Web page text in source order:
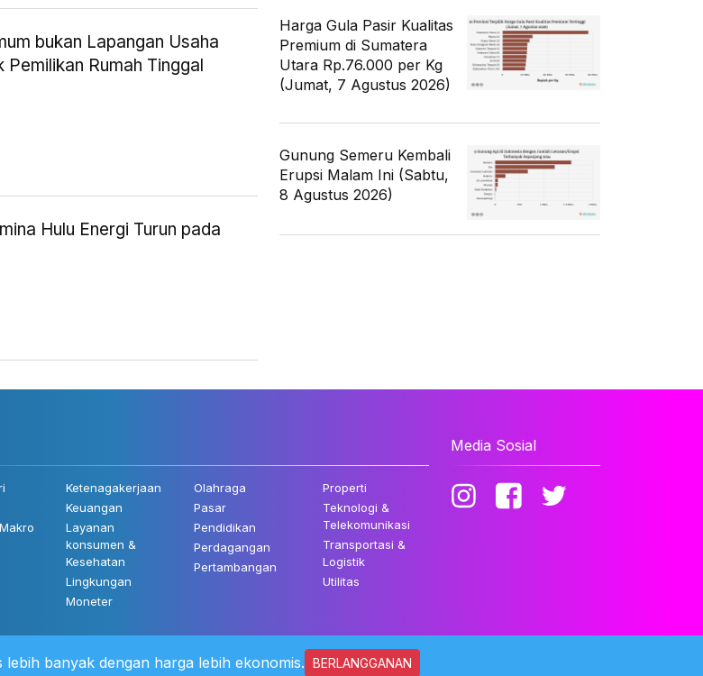
bukan Lapangan Usaha
Pemilikan Rumah Tinggal
Hulu Energi Turun pada
Harga Gula Pasir Kualitas
Premium di Sumatera
Utara Rp.76.000 per Kg
(Jumat, 7 Agustus 2026)
Gunung Semeru Kembali
Erupsi Malam Ini (Sabtu,
8 Agustus 2026)
Ketenagakerjaan
Keuangan
Layanan
konsumen &
Kesehatan
Lingkungan
Moneter
Olahraga
Pasar
Pendidikan
Perdagangan
Pertambangan
Properti
Teknologi &
Telekomunikasi
Transportasi &
Logistik
Utilitas
Media Sosial
©2022 Katadata. Hak cipta dilindungi Undang-undang.
lebih banyak dengan harga lebih ekonomis. BERLANGGANAN